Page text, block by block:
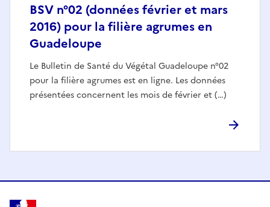
BSV n°02 (données février et mars
2016) pour la filière agrumes en
Guadeloupe
Le Bulletin de Santé du Végétal Guadeloupe n°02
pour la filière agrumes est en ligne. Les données
présentées concernent les mois de février et (…)